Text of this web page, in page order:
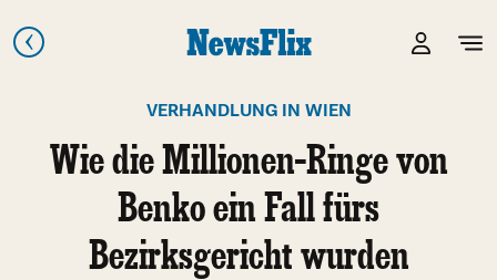
VERHANDLUNG IN WIEN
Wie die Millionen-Ringe von
Benko ein Fall fürs
Bezirksgericht wurden